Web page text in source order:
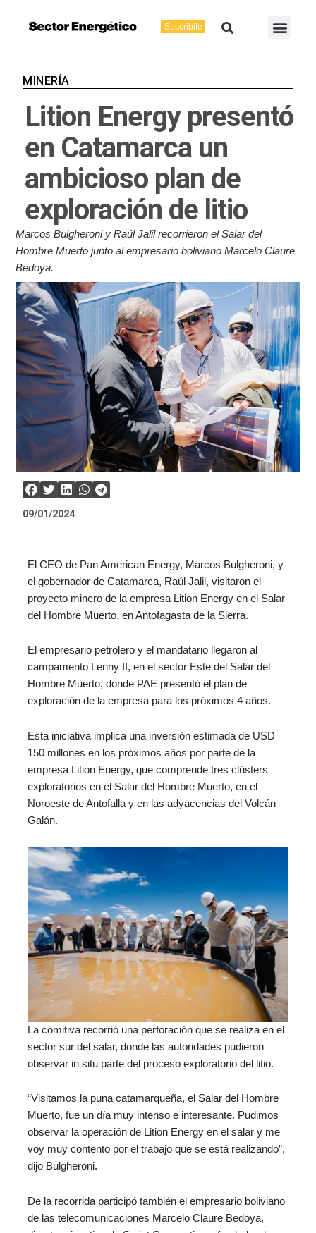
Suscribite Buscar
MINERÍA
Lition Energy presentó
en Catamarca un
ambicioso plan de
exploración de litio
Marcos Bulgheroni y Raúl Jalil recorrieron el Salar del
Hombre Muerto junto al empresario boliviano Marcelo Claure
Bedoya.
09/01/2024
El CEO de Pan American Energy, Marcos Bulgheroni, y
el gobernador de Catamarca, Raúl Jalil, visitaron el
proyecto minero de la empresa Lition Energy en el Salar
del Hombre Muerto, en Antofagasta de la Sierra.
El empresario petrolero y el mandatario llegaron al
campamento Lenny II, en el sector Este del Salar del
Hombre Muerto, donde PAE presentó el plan de
exploración de la empresa para los próximos 4 años.
Esta iniciativa implica una inversión estimada de USD
150 millones en los próximos años por parte de la
empresa Lition Energy, que comprende tres clústers
exploratorios en el Salar del Hombre Muerto, en el
Noroeste de Antofalla y en las adyacencias del Volcán
Galán.
La comitiva recorrió una perforación que se realiza en el
sector sur del salar, donde las autoridades pudieron
observar in situ parte del proceso exploratorio del litio.
“Visitamos la puna catamarqueña, el Salar del Hombre
Muerto, fue un día muy intenso e interesante. Pudimos
observar la operación de Lition Energy en el salar y me
voy muy contento por el trabajo que se está realizando”,
dijo Bulgheroni.
De la recorrida participó también el empresario boliviano
de las telecomunicaciones Marcelo Claure Bedoya,